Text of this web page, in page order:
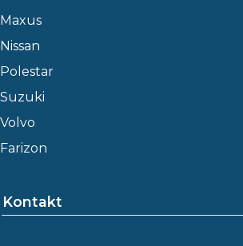
Maxus
Nissan
Polestar
Suzuki
Volvo
Farizon
Kontakt